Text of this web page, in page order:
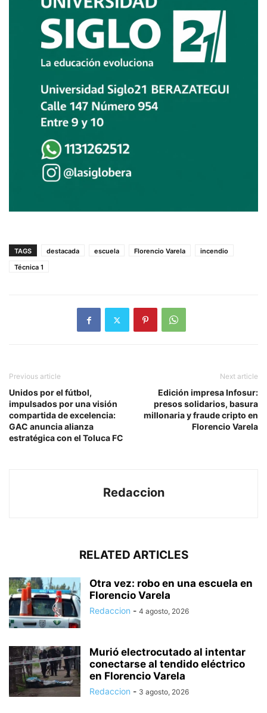
TAGS destacada escuela Florencio Varela
incendio
Técnica 1
Previous article
Unidos por el fútbol,
impulsados por una visión
compartida de excelencia:
GAC anuncia alianza
estratégica con el Toluca FC
Next article
Edición impresa Infosur:
presos solidarios, basura
millonaria y fraude cripto en
Florencio Varela
Redaccion
RELATED ARTICLES
Otra vez: robo en una escuela en
Florencio Varela
Redaccion - 4 agosto, 2026
Murió electrocutado al intentar
conectarse al tendido eléctrico
en Florencio Varela
Redaccion - 3 agosto, 2026